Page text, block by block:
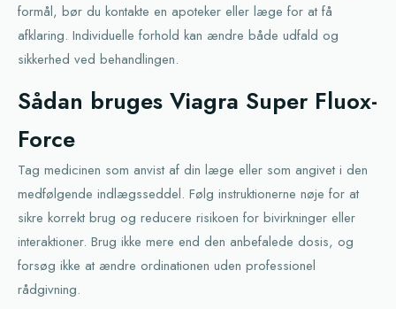
formål, bør du kontakte en apoteker eller læge for at få
afklaring. Individuelle forhold kan ændre både udfald og
sikkerhed ved behandlingen.
Sådan bruges Viagra Super Fluox-
Force
Tag medicinen som anvist af din læge eller som angivet i den
medfølgende indlægsseddel. Følg instruktionerne nøje for at
sikre korrekt brug og reducere risikoen for bivirkninger eller
interaktioner. Brug ikke mere end den anbefalede dosis, og
forsøg ikke at ændre ordinationen uden professionel
rådgivning.